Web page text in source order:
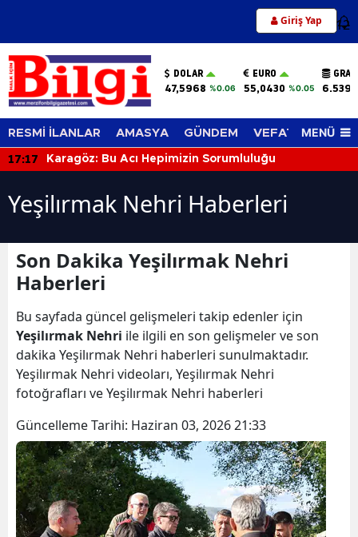
Giriş Yap 12
DOLAR
47,5968 %0.06
EURO
55,0430 %0.05
RESMİ İLANLAR AMASYA GÜNDEM VEFAT EDENLER
MENÜ
17:17 Karagöz: Bu Acı Hepimizin Sorumluluğu
Yeşilırmak Nehri Haberleri
Son Dakika Yeşilırmak Nehri
Haberleri
Bu sayfada güncel gelişmeleri takip edenler için
Yeşilırmak Nehri ile ilgili en son gelişmeler ve son
dakika Yeşilırmak Nehri haberleri sunulmaktadır.
Yeşilırmak Nehri videoları, Yeşilırmak Nehri
fotoğrafları ve Yeşilırmak Nehri haberleri
Güncelleme Tarihi: Haziran 03, 2026 21:33